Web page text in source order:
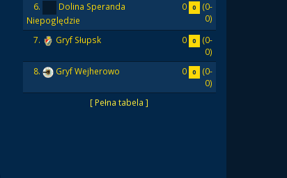
[ Pełna tabela ]
6.
Dolina Speranda
Niepoględzie
0 0
(0-
0)
7.
Gryf Słupsk 0 0
(0-
0)
8.
Gryf Wejherowo 0 0
(0-
0)